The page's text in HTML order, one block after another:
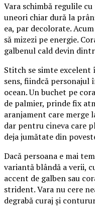
Vara schimbă regulile
uneori chiar dură la
ea, par decolorate.
să mizezi pe energie.
galbenul cald devin
Stitch se simte
sens, fiindcă personajul
ocean. Un buchet pe
de palmier, prinde fix
aranjament care merge
dar pentru cineva care
deja jumătate din
Dacă persoana e mai
variantă blândă a verii,
accent de galben sau
strident. Vara nu cere
degrabă curaj și